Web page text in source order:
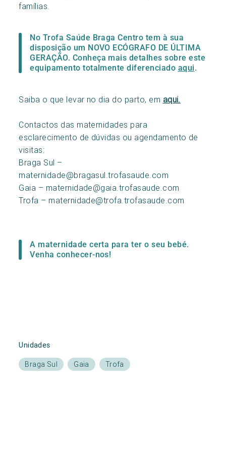
famílias.
No Trofa Saúde Braga Centro tem à sua
disposição um NOVO ECÓGRAFO DE ÚLTIMA
GERAÇÃO. Conheça mais detalhes sobre este
equipamento totalmente diferenciado aqui.
Saiba o que levar no dia do parto, em aqui.
Contactos das maternidades para
esclarecimento de dúvidas ou agendamento de
visitas:
Braga Sul –
maternidade@bragasul.trofasaude.com
Gaia – maternidade@gaia.trofasaude.com
Trofa – maternidade@trofa.trofasaude.com
A maternidade certa para ter o seu bebé.
Venha conhecer-nos!
Unidades
Braga Sul Gaia Trofa